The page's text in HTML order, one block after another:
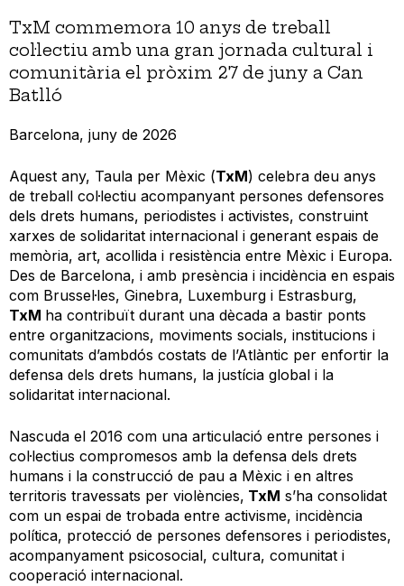
TxM commemora 10 anys de treball
col·lectiu amb una gran jornada cultural i
comunitària el pròxim 27 de juny a Can
Batlló
Barcelona, juny de 2026
Aquest any, Taula per Mèxic (TxM) celebra deu anys
de treball col·lectiu acompanyant persones defensores
dels drets humans, periodistes i activistes, construint
xarxes de solidaritat internacional i generant espais de
memòria, art, acollida i resistència entre Mèxic i Europa.
Des de Barcelona, i amb presència i incidència en espais
com Brussel·les, Ginebra, Luxemburg i Estrasburg,
TxM ha contribuït durant una dècada a bastir ponts
entre organitzacions, moviments socials, institucions i
comunitats d’ambdós costats de l’Atlàntic per enfortir la
defensa dels drets humans, la justícia global i la
solidaritat internacional.
Nascuda el 2016 com una articulació entre persones i
col·lectius compromesos amb la defensa dels drets
humans i la construcció de pau a Mèxic i en altres
territoris travessats per violències, TxM s’ha consolidat
com un espai de trobada entre activisme, incidència
política, protecció de persones defensores i periodistes,
acompanyament psicosocial, cultura, comunitat i
cooperació internacional.